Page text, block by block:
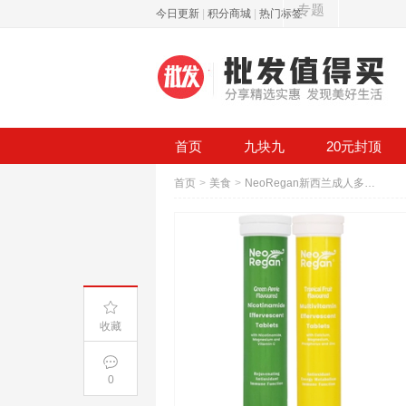
今日更新 积分商城 热门标签
首页 九块九 20元封顶
首页 > 美食 > NeoRegan新西兰成人多维c泡腾片20片
收藏
0
专题